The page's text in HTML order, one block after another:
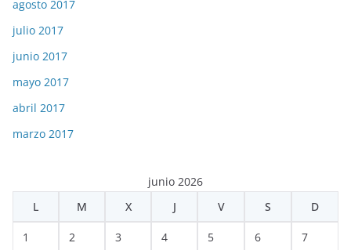
agosto 2017
julio 2017
junio 2017
mayo 2017
abril 2017
marzo 2017
junio 2026
L
M X J V S D
1 2 3 4 5 6 7